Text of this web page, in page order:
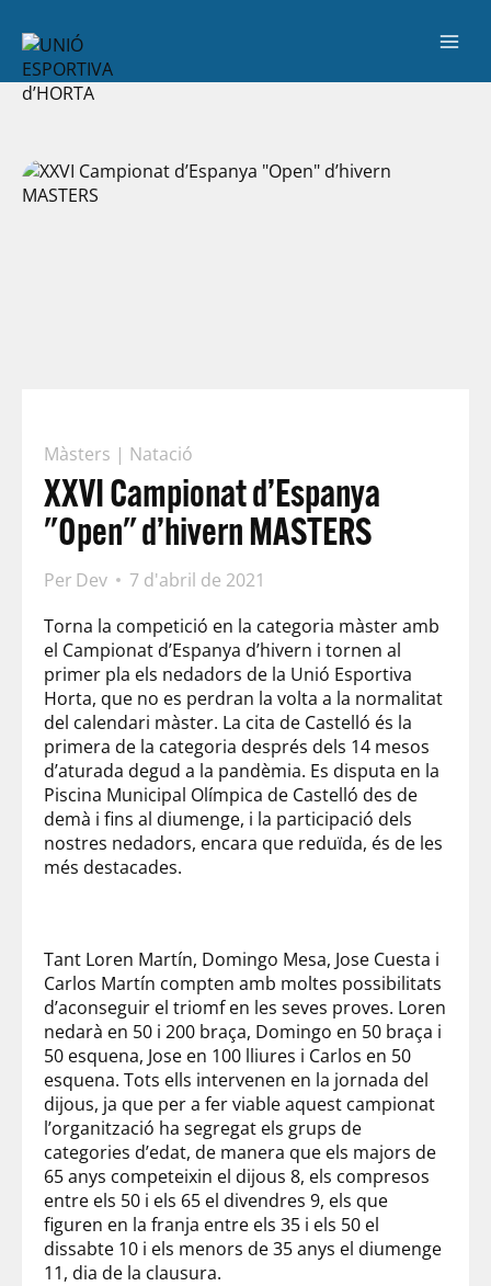
Màsters | Natació
XXVI Campionat d’Espanya
"Open" d’hivern MASTERS
Per Dev
7 d'abril de 2021
Torna la competició en la categoria màster amb
el Campionat d’Espanya d’hivern i tornen al
primer pla els nedadors de la Unió Esportiva
Horta, que no es perdran la volta a la normalitat
del calendari màster. La cita de Castelló és la
primera de la categoria després dels 14 mesos
d’aturada degud a la pandèmia. Es disputa en la
Piscina Municipal Olímpica de Castelló des de
demà i fins al diumenge, i la participació dels
nostres nedadors, encara que reduïda, és de les
més destacades.
Tant Loren Martín, Domingo Mesa, Jose Cuesta i
Carlos Martín compten amb moltes possibilitats
d’aconseguir el triomf en les seves proves. Loren
nedarà en 50 i 200 braça, Domingo en 50 braça i
50 esquena, Jose en 100 lliures i Carlos en 50
esquena. Tots ells intervenen en la jornada del
dijous, ja que per a fer viable aquest campionat
l’organització ha segregat els grups de
categories d’edat, de manera que els majors de
65 anys competeixin el dijous 8, els compresos
entre els 50 i els 65 el divendres 9, els que
figuren en la franja entre els 35 i els 50 el
dissabte 10 i els menors de 35 anys el diumenge
11, dia de la clausura.